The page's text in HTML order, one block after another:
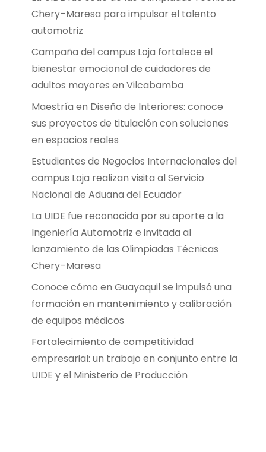
Chery–Maresa para impulsar el talento
automotriz
Campaña del campus Loja fortalece el
bienestar emocional de cuidadores de
adultos mayores en Vilcabamba
Maestría en Diseño de Interiores: conoce
sus proyectos de titulación con soluciones
en espacios reales
Estudiantes de Negocios Internacionales del
campus Loja realizan visita al Servicio
Nacional de Aduana del Ecuador
La UIDE fue reconocida por su aporte a la
Ingeniería Automotriz e invitada al
lanzamiento de las Olimpiadas Técnicas
Chery–Maresa
Conoce cómo en Guayaquil se impulsó una
formación en mantenimiento y calibración
de equipos médicos
Fortalecimiento de competitividad
empresarial: un trabajo en conjunto entre la
UIDE y el Ministerio de Producción